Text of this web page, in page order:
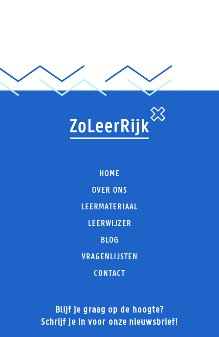
HOME
OVER ONS
LEERMATERIAAL
LEERWIJZER
BLOG
VRAGENLIJSTEN
CONTACT
Blijf je graag op de hoogte?
Schrijf je in voor onze nieuwsbrief!